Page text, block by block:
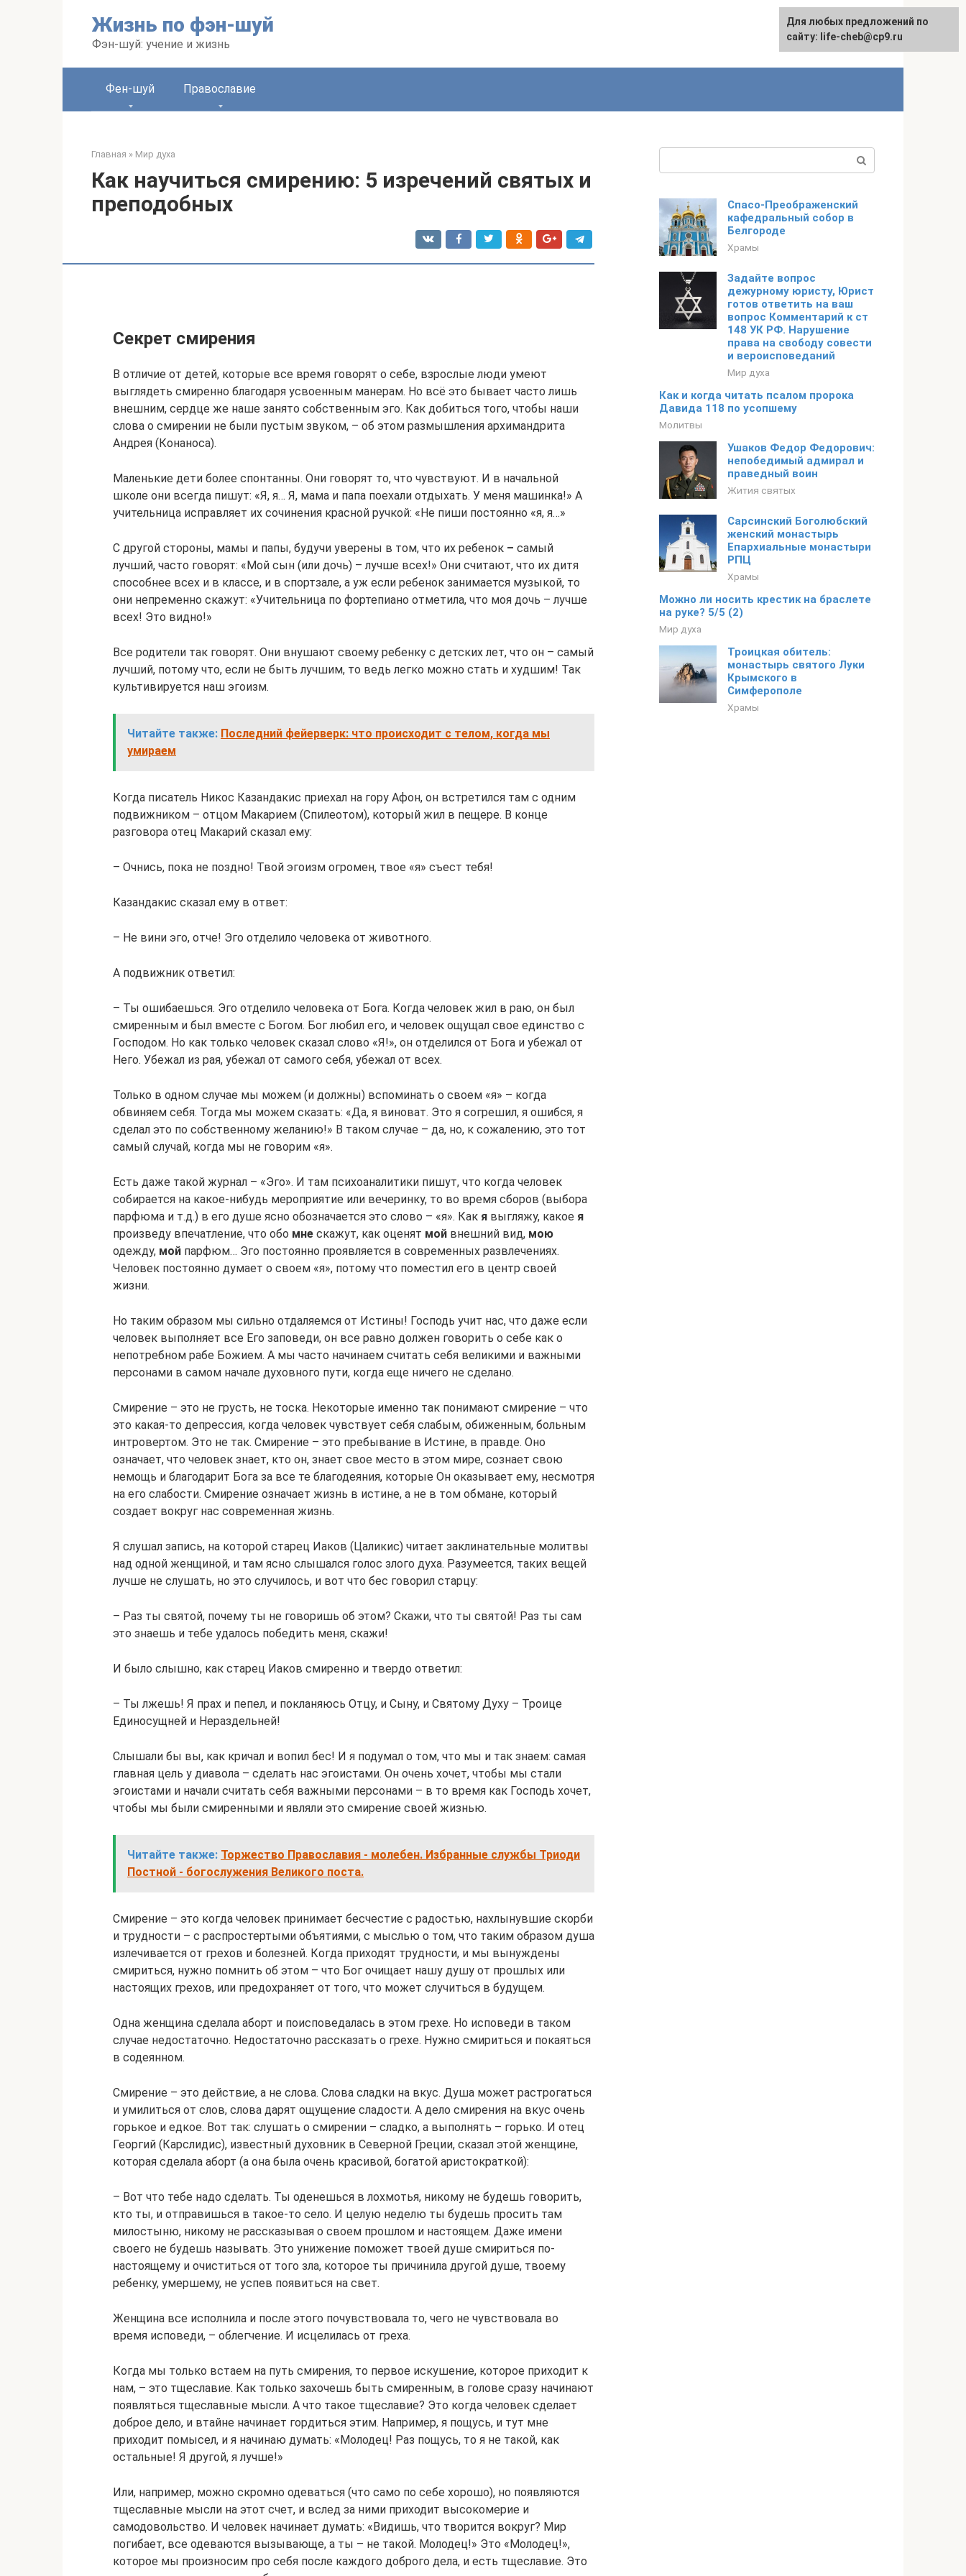
Жизнь по фэн-шуй
Фэн-шуй: учение и жизнь
Фен-шуй Православие
Главная » Мир духа
Как научиться смирению: 5 изречений святых и
преподобных
Секрет смирения
В отличие от детей, которые все время говорят о себе, взрослые люди умеют
выглядеть смиренно благодаря усвоенным манерам. Но всё это бывает часто лишь
внешним, сердце же наше занято собственным эго. Как добиться того, чтобы наши
слова о смирении не были пустым звуком, – об этом размышления архимандрита
Андрея (Конаноса).
Маленькие дети более спонтанны. Они говорят то, что чувствуют. И в начальной
школе они всегда пишут: «Я, я… Я, мама и папа поехали отдыхать. У меня машинка!» А
учительница исправляет их сочинения красной ручкой: «Не пиши постоянно «я, я…»
С другой стороны, мамы и папы, будучи уверены в том, что их ребенок – самый
лучший, часто говорят: «Мой сын (или дочь) – лучше всех!» Они считают, что их дитя
способнее всех и в классе, и в спортзале, а уж если ребенок занимается музыкой, то
они непременно скажут: «Учительница по фортепиано отметила, что моя дочь – лучше
всех! Это видно!»
Все родители так говорят. Они внушают своему ребенку с детских лет, что он – самый
лучший, потому что, если не быть лучшим, то ведь легко можно стать и худшим! Так
культивируется наш эгоизм.
Читайте также: Последний фейерверк: что происходит с телом, когда мы
умираем
Когда писатель Никос Казандакис приехал на гору Афон, он встретился там с одним
подвижником – отцом Макарием (Спилеотом), который жил в пещере. В конце
разговора отец Макарий сказал ему:
– Очнись, пока не поздно! Твой эгоизм огромен, твое «я» съест тебя!
Казандакис сказал ему в ответ:
– Не вини эго, отче! Эго отделило человека от животного.
А подвижник ответил:
– Ты ошибаешься. Эго отделило человека от Бога. Когда человек жил в раю, он был
смиренным и был вместе с Богом. Бог любил его, и человек ощущал свое единство с
Господом. Но как только человек сказал слово «Я!», он отделился от Бога и убежал от
Него. Убежал из рая, убежал от самого себя, убежал от всех.
Только в одном случае мы можем (и должны) вспоминать о своем «я» – когда
обвиняем себя. Тогда мы можем сказать: «Да, я виноват. Это я согрешил, я ошибся, я
сделал это по собственному желанию!» В таком случае – да, но, к сожалению, это тот
самый случай, когда мы не говорим «я».
Есть даже такой журнал – «Эго». И там психоаналитики пишут, что когда человек
собирается на какое-нибудь мероприятие или вечеринку, то во время сборов (выбора
парфюма и т.д.) в его душе ясно обозначается это слово – «я». Как я выгляжу, какое я
произведу впечатление, что обо мне скажут, как оценят мой внешний вид, мою
одежду, мой парфюм… Эго постоянно проявляется в современных развлечениях.
Человек постоянно думает о своем «я», потому что поместил его в центр своей
жизни.
Но таким образом мы сильно отдаляемся от Истины! Господь учит нас, что даже если
человек выполняет все Его заповеди, он все равно должен говорить о себе как о
непотребном рабе Божием. А мы часто начинаем считать себя великими и важными
персонами в самом начале духовного пути, когда еще ничего не сделано.
Смирение – это не грусть, не тоска. Некоторые именно так понимают смирение – что
это какая-то депрессия, когда человек чувствует себя слабым, обиженным, больным
интровертом. Это не так. Смирение – это пребывание в Истине, в правде. Оно
означает, что человек знает, кто он, знает свое место в этом мире, сознает свою
немощь и благодарит Бога за все те благодеяния, которые Он оказывает ему, несмотря
на его слабости. Смирение означает жизнь в истине, а не в том обмане, который
создает вокруг нас современная жизнь.
Я слушал запись, на которой старец Иаков (Цаликис) читает заклинательные молитвы
над одной женщиной, и там ясно слышался голос злого духа. Разумеется, таких вещей
лучше не слушать, но это случилось, и вот что бес говорил старцу:
– Раз ты святой, почему ты не говоришь об этом? Скажи, что ты святой! Раз ты сам
это знаешь и тебе удалось победить меня, скажи!
И было слышно, как старец Иаков смиренно и твердо ответил:
– Ты лжешь! Я прах и пепел, и покланяюсь Отцу, и Сыну, и Святому Духу – Троице
Единосущней и Нераздельней!
Слышали бы вы, как кричал и вопил бес! И я подумал о том, что мы и так знаем: самая
главная цель у диавола – сделать нас эгоистами. Он очень хочет, чтобы мы стали
эгоистами и начали считать себя важными персонами – в то время как Господь хочет,
чтобы мы были смиренными и являли это смирение своей жизнью.
Читайте также: Торжество Православия - молебен. Избранные службы Триоди
Постной - богослужения Великого поста.
Смирение – это когда человек принимает бесчестие с радостью, нахлынувшие скорби
и трудности – с распростертыми объятиями, с мыслью о том, что таким образом душа
излечивается от грехов и болезней. Когда приходят трудности, и мы вынуждены
смириться, нужно помнить об этом – что Бог очищает нашу душу от прошлых или
настоящих грехов, или предохраняет от того, что может случиться в будущем.
Одна женщина сделала аборт и поисповедалась в этом грехе. Но исповеди в таком
случае недостаточно. Недостаточно рассказать о грехе. Нужно смириться и покаяться
в содеянном.
Смирение – это действие, а не слова. Слова сладки на вкус. Душа может растрогаться
и умилиться от слов, слова дарят ощущение сладости. А дело смирения на вкус очень
горькое и едкое. Вот так: слушать о смирении – сладко, а выполнять – горько. И отец
Георгий (Карслидис), известный духовник в Северной Греции, сказал этой женщине,
которая сделала аборт (а она была очень красивой, богатой аристократкой):
– Вот что тебе надо сделать. Ты оденешься в лохмотья, никому не будешь говорить,
кто ты, и отправишься в такое-то село. И целую неделю ты будешь просить там
милостыню, никому не рассказывая о своем прошлом и настоящем. Даже имени
своего не будешь называть. Это унижение поможет твоей душе смириться по-
настоящему и очиститься от того зла, которое ты причинила другой душе, твоему
ребенку, умершему, не успев появиться на свет.
Женщина все исполнила и после этого почувствовала то, чего не чувствовала во
время исповеди, – облегчение. И исцелилась от греха.
Когда мы только встаем на путь смирения, то первое искушение, которое приходит к
нам, – это тщеславие. Как только захочешь быть смиренным, в голове сразу начинают
появляться тщеславные мысли. А что такое тщеславие? Это когда человек сделает
доброе дело, и втайне начинает гордиться этим. Например, я пощусь, и тут мне
приходит помысел, и я начинаю думать: «Молодец! Раз пощусь, то я не такой, как
остальные! Я другой, я лучше!»
Или, например, можно скромно одеваться (что само по себе хорошо), но появляются
тщеславные мысли на этот счет, и вслед за ними приходит высокомерие и
самодовольство. И человек начинает думать: «Видишь, что творится вокруг? Мир
погибает, все одеваются вызывающе, а ты – не такой. Молодец!» Это «Молодец!»,
которое мы произносим про себя после каждого доброго дела, и есть тщеславие. Это
Спасо-Преображенский
кафедральный собор в
Белгороде
Храмы
Задайте вопрос
дежурному юристу, Юрист
готов ответить на ваш
вопрос Комментарий к ст
148 УК РФ. Нарушение
права на свободу совести
и вероисповеданий
Мир духа
Как и когда читать псалом пророка
Давида 118 по усопшему
Молитвы
Ушаков Федор Федорович:
непобедимый адмирал и
праведный воин
Жития святых
Сарсинский Боголюбский
женский монастырь
Епархиальные монастыри
РПЦ
Храмы
Можно ли носить крестик на браслете
на руке? 5/5 (2)
Мир духа
Троицкая обитель:
монастырь святого Луки
Крымского в
Симферополе
Храмы
Для любых предложений по
сайту: life-cheb@cp9.ru
Для любых предложений по
сайту: life-cheb@cp9.ru